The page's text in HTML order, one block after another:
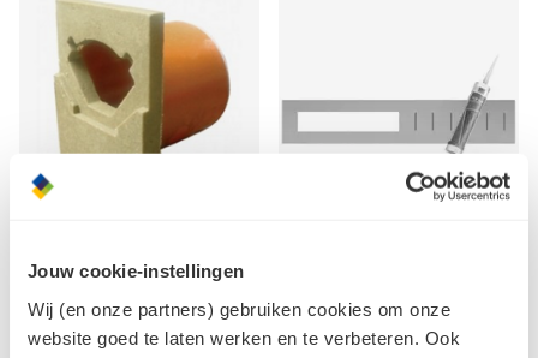
Jouw cookie-instellingen
Wij (en onze partners) gebruiken cookies om onze
website goed te laten werken en te verbeteren. Ook
met PVC uitloop 110 mm